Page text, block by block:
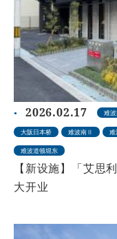
2026.02.17 难
大阪日本桥 难波南Ⅱ 难
难波道顿堀东
【新设施】「艾思
大开业